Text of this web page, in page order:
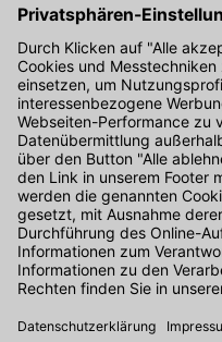
Hier gibt's die kostenlose App
Kontakt
Unser Onlineshop Team ist
Uhr unter der Telefonnummer
Alternativ können Sie unser
Den Kontakt direkt in unsere